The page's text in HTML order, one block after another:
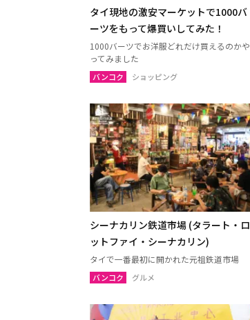
サムットサーコーン
スパンブリー
プーケット
ランタ島（クラビ）
カオラック（パンガー）
ナコーンシータマラート
ラノーン
スラーターニー
タイ現地の激安マーケットで1000バ
ーツをもって爆買いしてみた！
1000バーツでお洋服どれだけ買えるのかや
ってみました
バンコク ショッピング
シーナカリン鉄道市場 (タラート・ロ
ットファイ・シーナカリン)
タイで一番最初に開かれた元祖鉄道市場
バンコク グルメ